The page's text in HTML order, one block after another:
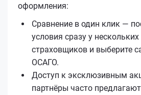
оформления:
Сравнение в один клик —
условия сразу у
страховщиков и выберите
ОСАГО.
Доступ к эксклюзивным
партнёры часто